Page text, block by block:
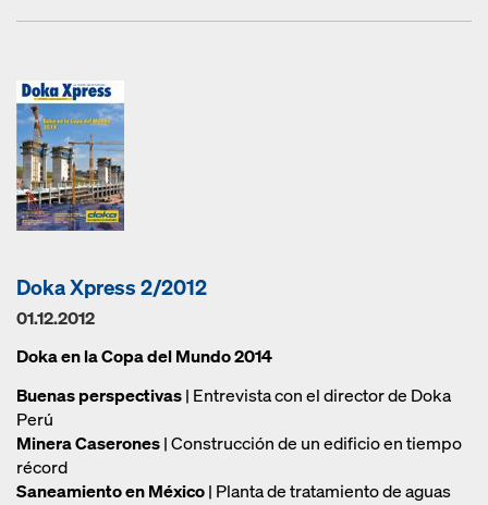
Doka Xpress 2/2012
01.12.2012
Doka en la Copa del Mundo 2014
Buenas perspectivas| Entrevista con el director de Doka
Perú
Minera Caserones| Construcción de un edificio en tiempo
récord
Saneamiento en México| Planta de tratamiento de aguas